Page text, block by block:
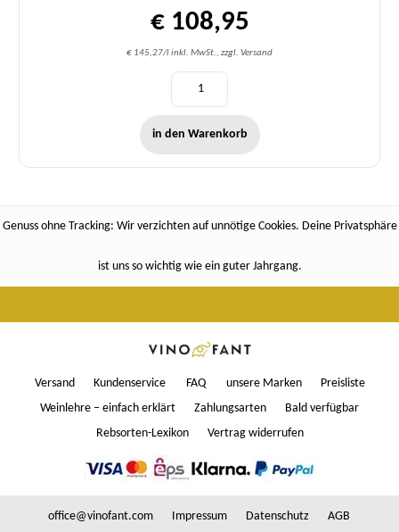
€ 108,95
€ 145,27/l inkl. MwSt., zzgl. Versand
in den Warenkorb
Genuss ohne Tracking: Wir verzichten auf unnötige Cookies. Deine Privatsphäre
ist uns so wichtig wie ein guter Jahrgang.
Versand Kundenservice FAQ unsere Marken
Preisliste
Weinlehre – einfach erklärt
Zahlungsarten
Bald verfügbar
Rebsorten-Lexikon
Vertrag widerrufen
office@vinofant.com Impressum Datenschutz AGB